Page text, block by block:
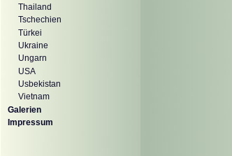
Thailand
Tschechien
Türkei
Ukraine
Ungarn
USA
Usbekistan
Vietnam
Galerien
Impressum